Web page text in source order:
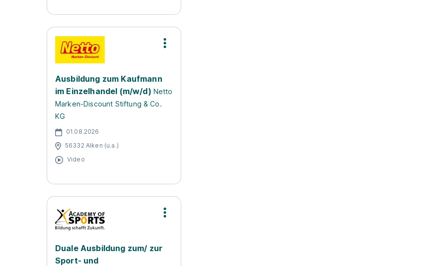
Ausbildung zum Kaufmann
im Einzelhandel (m/w/d) Netto
Marken-Discount Stiftung & Co.
KG
01.08.2026
56332 Alken (u.a.)
Video
Duale Ausbildung zum/ zur
Sport- und